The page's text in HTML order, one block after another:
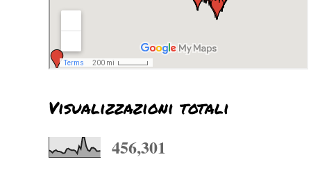
Visualizzazioni totali
456,301